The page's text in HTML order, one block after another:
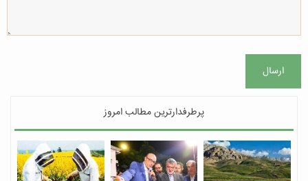
ارسال
پرطرفدارترین مطالب امروز